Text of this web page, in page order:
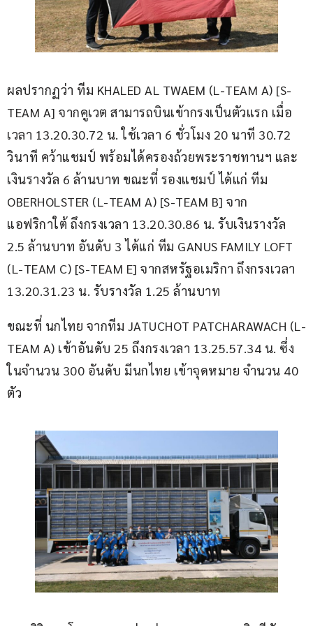
ผลปรากฏว่า ทีม KHALED AL TWAEM (L-TEAM A) [S-
TEAM A] จากคูเวต สามารถบินเข้ากรงเป็นตัวแรก เมื่อ
เวลา 13.20.30.72 น. ใช้เวลา 6 ชั่วโมง 20 นาที 30.72
วินาที คว้าแชมป์ พร้อมได้ครองถ้วยพระราชทานฯ และ
เงินรางวัล 6 ล้านบาท ขณะที่ รองแชมป์ ได้แก่ ทีม
OBERHOLSTER (L-TEAM A) [S-TEAM B] จาก
แอฟริกาใต้ ถึงกรงเวลา 13.20.30.86 น. รับเงินรางวัล
2.5 ล้านบาท อันดับ 3 ได้แก่ ทีม GANUS FAMILY LOFT
(L-TEAM C) [S-TEAM E] จากสหรัฐอเมริกา ถึงกรงเวลา
13.20.31.23 น. รับรางวัล 1.25 ล้านบาท
ขณะที่ นกไทย จากทีม JATUCHOT PATCHARAWACH (L-
TEAM A) เข้าอันดับ 25 ถึงกรงเวลา 13.25.57.34 น. ซึ่ง
ในจำนวน 300 อันดับ มีนกไทย เข้าจุดหมาย จำนวน 40
ตัว